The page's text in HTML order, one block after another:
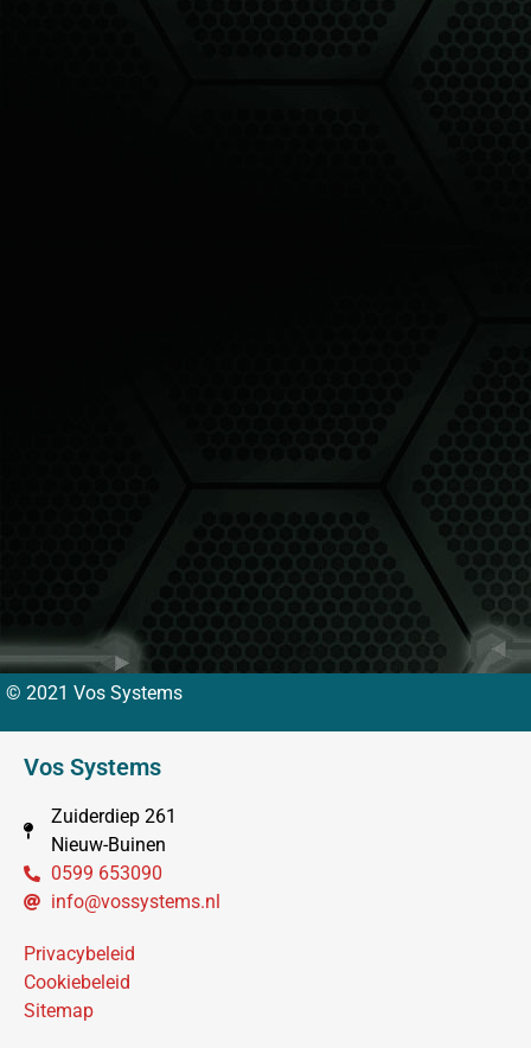
© 2021 Vos Systems
Vos Systems
Zuiderdiep 261
Nieuw-Buinen
0599 653090
info@vossystems.nl
Privacybeleid
Cookiebeleid
Sitemap